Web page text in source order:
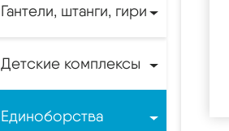
Гантели, штанги, гири
Детские комплексы
Единоборства